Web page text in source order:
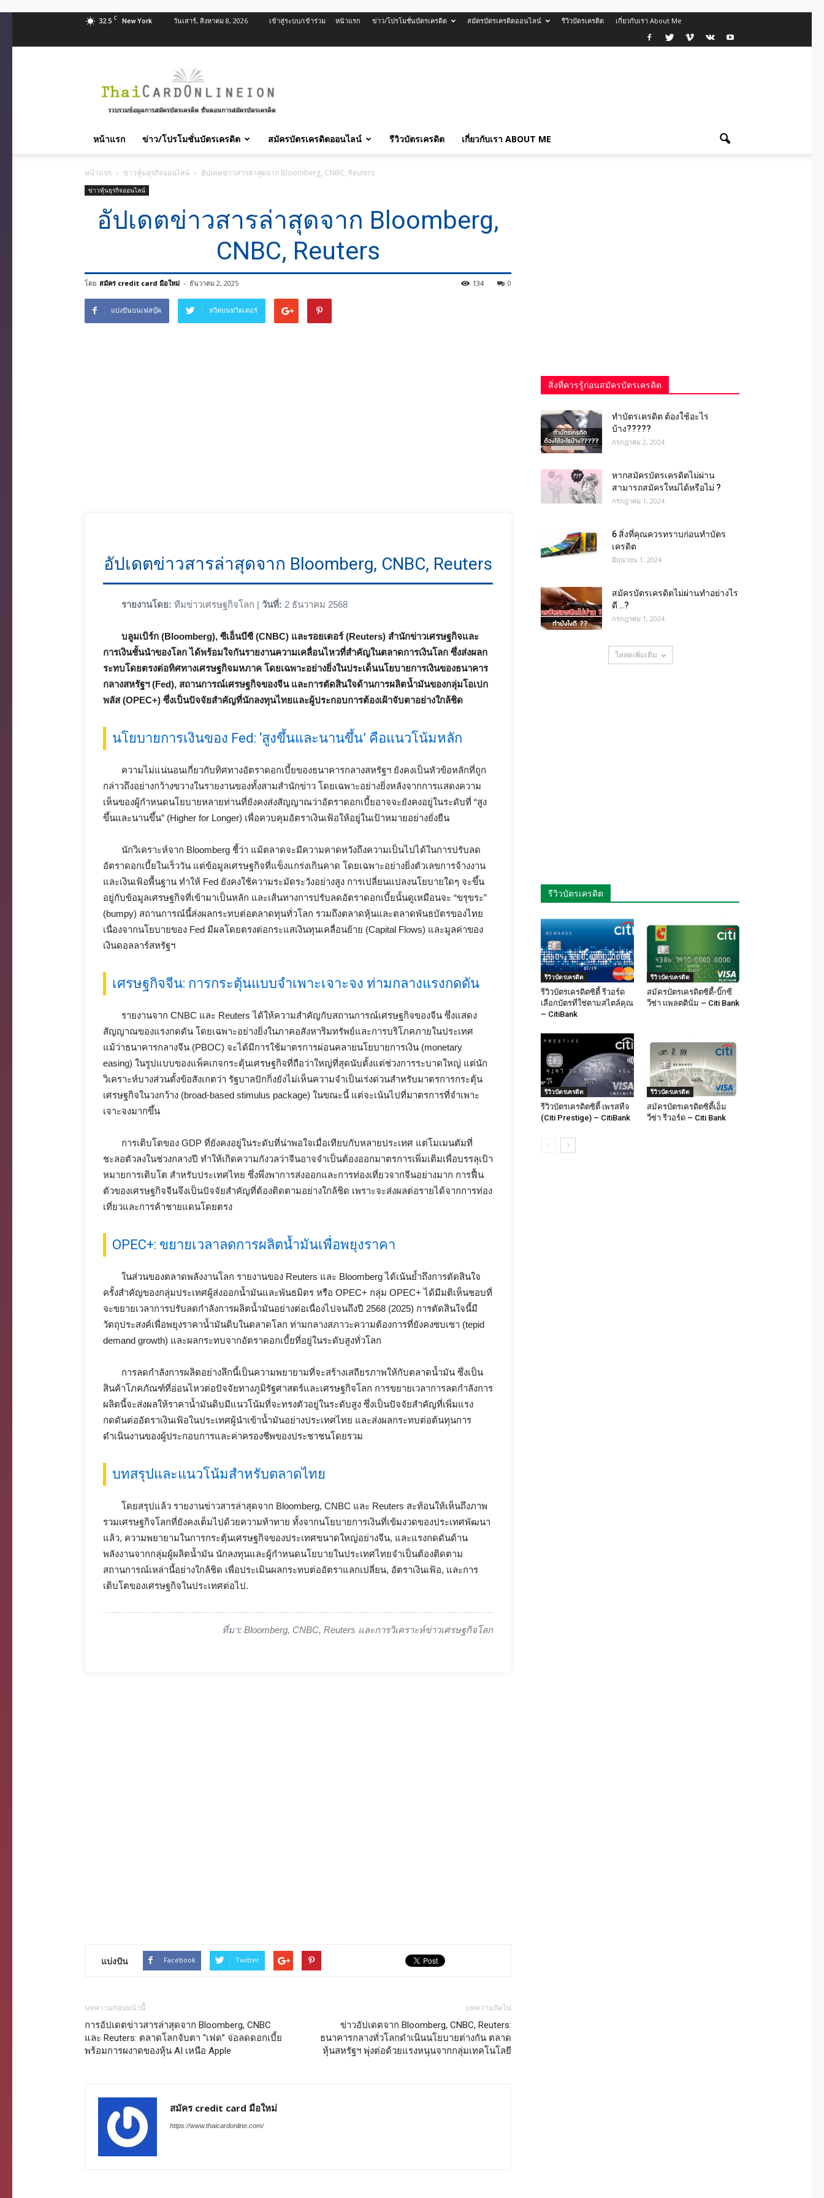
32.5 C New York วันเสาร์, สิงหาคม 8, 2026 เข้าสู่ระบบ/เข้าร่วม หน้าแรก ข่าว/โปรโมชั่นบัตรเครดิต สมัครบัตรเครดิตออนไลน์ รีวิวบัตรเครดิต เกี่ยวกับเรา About Me
เครดิต
บัตร
สิน
เชื่อ
บุคคล
ทุก
เร็ว
บริการ
ฟรี
หน้าแรก ข่าว/โปรโมชั่นบัตรเครดิต สมัครบัตรเครดิตออนไลน์ รีวิวบัตรเครดิต เกี่ยวกับเรา ABOUT ME
หน้าแรก ข่าวหุ้นธุรกิจออนไลน์ อัปเดตข่าวสารล่าสุดจาก Bloomberg, CNBC, Reuters
ข่าวหุ้นธุรกิจออนไลน์
อัปเดตข่าวสารล่าสุดจาก Bloomberg,
CNBC, Reuters
โดย สมัคร credit card มือใหม่ - ธันวาคม 2, 2025 0
134
แบ่งปันบนเฟสบุ๊ค ทวีตบนทวิตเตอร์
อัปเดตข่าวสารล่าสุดจาก Bloomberg, CNBC, Reuters
รายงานโดย: ทีมข่าวเศรษฐกิจโลก | วันที่: 2 ธันวาคม 2568
บลูมเบิร์ก (Bloomberg), ซีเอ็นบีซี (CNBC) และรอยเตอร์ (Reuters) สำนักข่าวเศรษฐกิจและ
การเงินชั้นนำของโลก ได้พร้อมใจกันรายงานความเคลื่อนไหวที่สำคัญในตลาดการเงินโลก ซึ่งส่งผลก
ระทบโดยตรงต่อทิศทางเศรษฐกิจมหภาค โดยเฉพาะอย่างยิ่งในประเด็นนโยบายการเงินของธนาคาร
กลางสหรัฐฯ (Fed), สถานการณ์เศรษฐกิจของจีน และการตัดสินใจด้านการผลิตน้ำมันของกลุ่มโอเปก
พลัส (OPEC+) ซึ่งเป็นปัจจัยสำคัญที่นักลงทุนไทยและผู้ประกอบการต้องเฝ้าจับตาอย่างใกล้ชิด
นโยบายการเงินของ Fed: ‘สูงขึ้นและนานขึ้น’ คือแนวโน้มหลัก
ความไม่แน่นอนเกี่ยวกับทิศทางอัตราดอกเบี้ยของธนาคารกลางสหรัฐฯ ยังคงเป็นหัวข้อหลักที่ถูก
กล่าวถึงอย่างกว้างขวางในรายงานของทั้งสามสำนักข่าว โดยเฉพาะอย่างยิ่งหลังจากการแสดงความ
เห็นของผู้กำหนดนโยบายหลายท่านที่ยังคงส่งสัญญาณว่าอัตราดอกเบี้ยอาจจะยังคงอยู่ในระดับที่ “สูง
ขึ้นและนานขึ้น” (Higher for Longer) เพื่อควบคุมอัตราเงินเฟ้อให้อยู่ในเป้าหมายอย่างยั่งยืน
นักวิเคราะห์จาก Bloomberg ชี้ว่า แม้ตลาดจะมีความคาดหวังถึงความเป็นไปได้ในการปรับลด
อัตราดอกเบี้ยในเร็ววัน แต่ข้อมูลเศรษฐกิจที่แข็งแกร่งเกินคาด โดยเฉพาะอย่างยิ่งตัวเลขการจ้างงาน
และเงินเฟ้อพื้นฐาน ทำให้ Fed ยังคงใช้ความระมัดระวังอย่างสูง การเปลี่ยนแปลงนโยบายใดๆ จะขึ้น
อยู่กับข้อมูลเศรษฐกิจที่เข้ามาเป็นหลัก และเส้นทางการปรับลดอัตราดอกเบี้ยนั้นดูเหมือนจะ “ขรุขระ”
(bumpy) สถานการณ์นี้ส่งผลกระทบต่อตลาดทุนทั่วโลก รวมถึงตลาดหุ้นและตลาดพันธบัตรของไทย
เนื่องจากนโยบายของ Fed มีผลโดยตรงต่อกระแสเงินทุนเคลื่อนย้าย (Capital Flows) และมูลค่าของ
เงินดอลลาร์สหรัฐฯ
เศรษฐกิจจีน: การกระตุ้นแบบจำเพาะเจาะจง ท่ามกลางแรงกดดัน
รายงานจาก CNBC และ Reuters ได้ให้ความสำคัญกับสถานการณ์เศรษฐกิจของจีน ซึ่งแสดง
สัญญาณของแรงกดดัน โดยเฉพาะอย่างยิ่งในภาคอสังหาริมทรัพย์และการบริโภคภายในประเทศ
แม้ว่าธนาคารกลางจีน (PBOC) จะได้มีการใช้มาตรการผ่อนคลายนโยบายการเงิน (monetary
easing) ในรูปแบบของแพ็คเกจกระตุ้นเศรษฐกิจที่ถือว่าใหญ่ที่สุดนับตั้งแต่ช่วงการระบาดใหญ่ แต่นัก
วิเคราะห์บางส่วนตั้งข้อสังเกตว่า รัฐบาลปักกิ่งยังไม่เห็นความจำเป็นเร่งด่วนสำหรับมาตรการกระตุ้น
เศรษฐกิจในวงกว้าง (broad-based stimulus package) ในขณะนี้ แต่จะเน้นไปที่มาตรการที่จำเพาะ
เจาะจงมากขึ้น
การเติบโตของ GDP ที่ยังคงอยู่ในระดับที่น่าพอใจเมื่อเทียบกับหลายประเทศ แต่โมเมนตัมที่
ชะลอตัวลงในช่วงกลางปี ทำให้เกิดความกังวลว่าจีนอาจจำเป็นต้องออกมาตรการเพิ่มเติมเพื่อบรรลุเป้า
หมายการเติบโต สำหรับประเทศไทย ซึ่งพึ่งพาการส่งออกและการท่องเที่ยวจากจีนอย่างมาก การฟื้น
ตัวของเศรษฐกิจจีนจึงเป็นปัจจัยสำคัญที่ต้องติดตามอย่างใกล้ชิด เพราะจะส่งผลต่อรายได้จากการท่อง
เที่ยวและการค้าชายแดนโดยตรง
OPEC+: ขยายเวลาลดการผลิตน้ำมันเพื่อพยุงราคา
ในส่วนของตลาดพลังงานโลก รายงานของ Reuters และ Bloomberg ได้เน้นย้ำถึงการตัดสินใจ
ครั้งสำคัญของกลุ่มประเทศผู้ส่งออกน้ำมันและพันธมิตร หรือ OPEC+ กลุ่ม OPEC+ ได้มีมติเห็นชอบที่
จะขยายเวลาการปรับลดกำลังการผลิตน้ำมันอย่างต่อเนื่องไปจนถึงปี 2568 (2025) การตัดสินใจนี้มี
วัตถุประสงค์เพื่อพยุงราคาน้ำมันดิบในตลาดโลก ท่ามกลางสภาวะความต้องการที่ยังคงซบเซา (tepid
demand growth) และผลกระทบจากอัตราดอกเบี้ยที่อยู่ในระดับสูงทั่วโลก
การลดกำลังการผลิตอย่างลึกนี้เป็นความพยายามที่จะสร้างเสถียรภาพให้กับตลาดน้ำมัน ซึ่งเป็น
สินค้าโภคภัณฑ์ที่อ่อนไหวต่อปัจจัยทางภูมิรัฐศาสตร์และเศรษฐกิจโลก การขยายเวลาการลดกำลังการ
ผลิตนี้จะส่งผลให้ราคาน้ำมันดิบมีแนวโน้มที่จะทรงตัวอยู่ในระดับสูง ซึ่งเป็นปัจจัยสำคัญที่เพิ่มแรง
กดดันต่ออัตราเงินเฟ้อในประเทศผู้นำเข้าน้ำมันอย่างประเทศไทย และส่งผลกระทบต่อต้นทุนการ
ดำเนินงานของผู้ประกอบการและค่าครองชีพของประชาชนโดยรวม
บทสรุปและแนวโน้มสำหรับตลาดไทย
โดยสรุปแล้ว รายงานข่าวสารล่าสุดจาก Bloomberg, CNBC และ Reuters สะท้อนให้เห็นถึงภาพ
รวมเศรษฐกิจโลกที่ยังคงเต็มไปด้วยความท้าทาย ทั้งจากนโยบายการเงินที่เข้มงวดของประเทศพัฒนา
แล้ว, ความพยายามในการกระตุ้นเศรษฐกิจของประเทศขนาดใหญ่อย่างจีน, และแรงกดดันด้าน
พลังงานจากกลุ่มผู้ผลิตน้ำมัน นักลงทุนและผู้กำหนดนโยบายในประเทศไทยจำเป็นต้องติดตาม
สถานการณ์เหล่านี้อย่างใกล้ชิด เพื่อประเมินผลกระทบต่ออัตราแลกเปลี่ยน, อัตราเงินเฟ้อ, และการ
เติบโตของเศรษฐกิจในประเทศต่อไป.
ที่มา: Bloomberg, CNBC, Reuters และการวิเคราะห์ข่าวเศรษฐกิจโลก
แบ่งปัน Facebook Twitter
บทความก่อนหน้านี้
การอัปเดตข่าวสารล่าสุดจาก Bloomberg, CNBC
และ Reuters: ตลาดโลกจับตา “เฟด” จ่อลดดอกเบี้ย
พร้อมการผงาดของหุ้น AI เหนือ Apple
บทความถัดไป
ข่าวอัปเดตจาก Bloomberg, CNBC, Reuters:
ธนาคารกลางทั่วโลกดำเนินนโยบายต่างกัน ตลาด
หุ้นสหรัฐฯ พุ่งต่อด้วยแรงหนุนจากกลุ่มเทคโนโลยี
สมัคร credit card มือใหม่
https://www.thaicardonline.com/
สิ่งที่ควรรู้ก่อนสมัครบัตรเครดิต
ทำบัตรเครดิต ต้องใช้อะไร
บ้าง?????
กรกฎาคม 2, 2024
หากสมัครบัตรเครดิตไม่ผ่าน
สามารถสมัครใหม่ได้หรือไม่ ?
กรกฎาคม 1, 2024
6 สิ่งที่คุณควรทราบก่อนทำบัตร
เครดิต
มิถุนายน 1, 2024
สมัครบัตรเครดิตไม่ผ่านทำอย่างไร
ดี ..?
กรกฎาคม 1, 2024
โหลดเพิ่มเติม
รีวิวบัตรเครดิต
รีวิวบัตรเครดิต
รีวิวบัตรเครดิตซิตี้ รีวอร์ด
เลือกบัตรที่ใช่ตามสไตล์คุณ
– CitiBank
รีวิวบัตรเครดิต
สมัครบัตรเครดิตซิตี้-บิ๊กซี
วีซ่า แพลตตินั่ม – Citi Bank
รีวิวบัตรเครดิต
รีวิวบัตรเครดิตซิตี้ เพรสทีจ
(Citi Prestige) – CitiBank
รีวิวบัตรเครดิต
สมัครบัตรเครดิตซิตี้เอ็ม
วีซ่า รีวอร์ด – Citi Bank